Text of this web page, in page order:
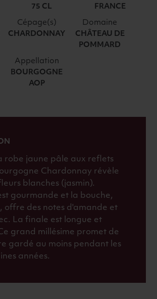
POMMARD
BIO
BLANC
75 CL FRANCE
Cépage(s)
CHARDONNAY
Domaine
CHÂTEAU DE
POMMARD
Appellation
BOURGOGNE
AOP
robe jaune pâle aux reflets
Chardonnay révèle
blanches (jasmin).
gourmande et la bouche,
offre des notes d'amande et
La finale est longue et
grand millésime promet de
gardé au moins pendant les
années.